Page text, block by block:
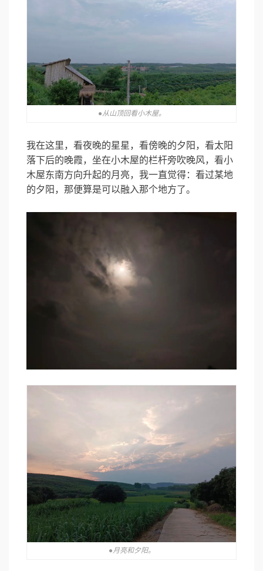
●从山顶回看小木屋。
我在这里，看夜晚的星星，看傍晚的夕阳，看太阳
落下后的晚霞，坐在小木屋的栏杆旁吹晚风，看小
木屋东南方向升起的月亮，我一直觉得：看过某地
的夕阳，那便算是可以融入那个地方了。
●月亮和夕阳。